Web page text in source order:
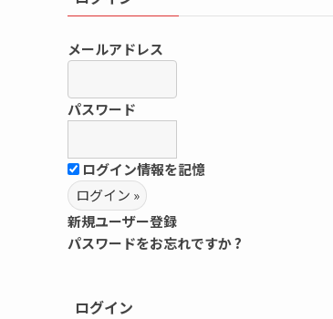
メールアドレス
パスワード
ログイン情報を記憶
新規ユーザー登録
パスワードをお忘れですか ?
ログイン